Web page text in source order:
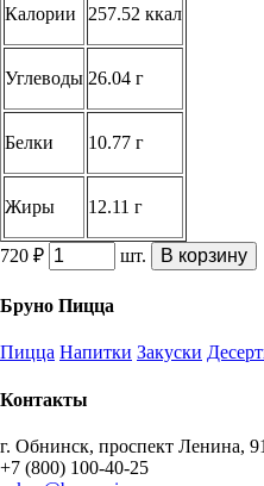
Калории 257.52 ккал
Углеводы 26.04 г
Белки 10.77 г
Жиры 12.11 г
720 ₽ шт. В корзину
Бруно Пицца
Пицца Напитки Закуски
Контакты
г. Обнинск, проспект Ленина,
+7 (800) 100-40-25